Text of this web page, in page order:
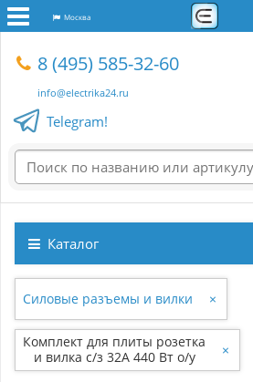
Москва
8 (495) 585-32-60
info@electrika24.ru
Telegram!
Каталог
Силовые разъемы и вилки ×
Комплект для плиты розетка
и вилка с/з 32А 440 Вт о/у
Белоруссия РА32-005, В32-
×